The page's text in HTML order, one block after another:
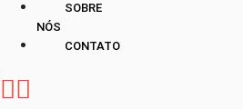
SOBRE
NÓS
CONTATO